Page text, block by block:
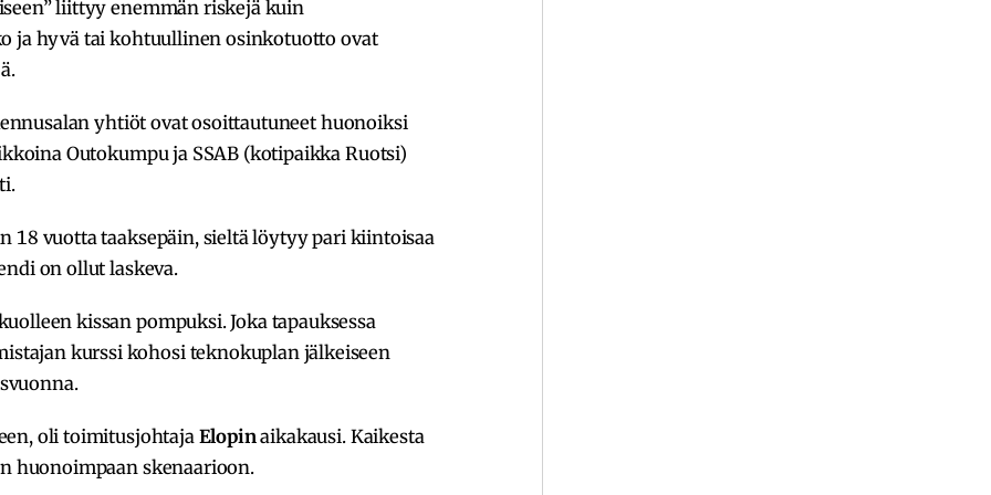
liittyy enemmän riskejä kuin
ja hyvä tai kohtuullinen osinkotuotto ovat
yhtiöt ovat osoittautuneet huonoiksi
Outokumpu ja SSAB (kotipaikka Ruotsi)
18 vuotta taaksepäin, sieltä löytyy pari kiintoisaa
on ollut laskeva.
kissan pompuksi. Joka tapauksessa
kurssi kohosi teknokuplan jälkeiseen
oli toimitusjohtaja Elopinaikakausi. Kaikesta
huonoimpaan skenaarioon.